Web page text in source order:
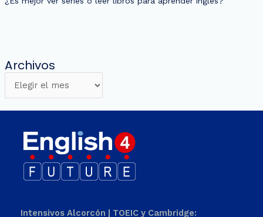
Archivos
Intensivos Alcorcón | TOEIC y Cambridge: